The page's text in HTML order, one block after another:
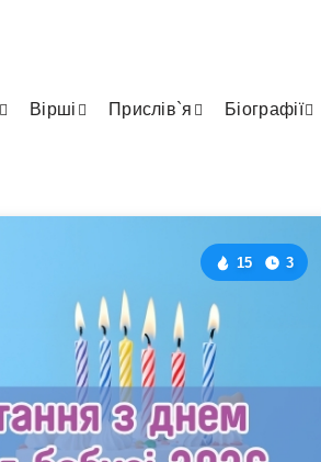
Вірші Прислів`я Біографії
15 3